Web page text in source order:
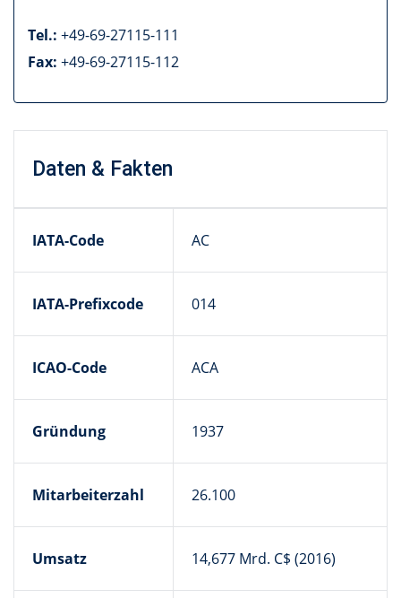
Tel.: +49-69-27115-111
Fax: +49-69-27115-112
Daten & Fakten
IATA-Code AC
IATA-Prefixcode 014
ICAO-Code ACA
Gründung 1937
Mitarbeiterzahl 26.100
Umsatz 14,677 Mrd. C$ (2016)